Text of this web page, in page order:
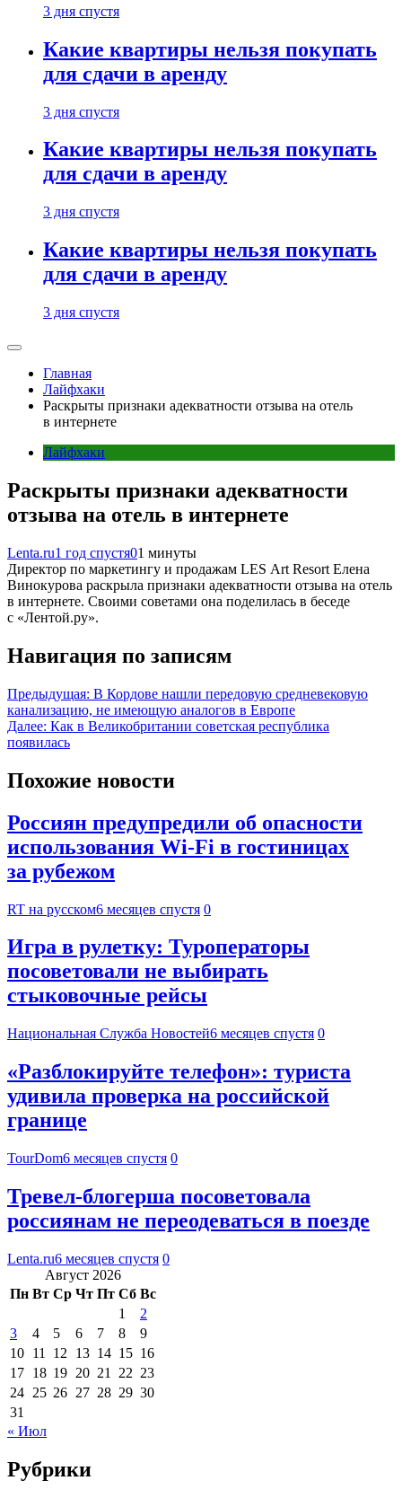
3 дня спустя
Какие квартиры нельзя покупать
для сдачи в аренду
3 дня спустя
Какие квартиры нельзя покупать
для сдачи в аренду
3 дня спустя
Какие квартиры нельзя покупать
для сдачи в аренду
3 дня спустя
Главная
Лайфхаки
Раскрыты признаки адекватности отзыва на отель
в интернете
Лайфхаки
Раскрыты признаки адекватности
отзыва на отель в интернете
Lenta.ru1 год спустя01 минуты
Директор по маркетингу и продажам LES Art Resort Елена
Винокурова раскрыла признаки адекватности отзыва на отель
в интернете. Своими советами она поделилась в беседе
с «Лентой.ру».
Навигация по записям
Предыдущая: В Кордове нашли передовую средневековую
канализацию, не имеющую аналогов в Европе
Далее: Как в Великобритании советская республика
появилась
Похожие новости
Россиян предупредили об опасности
использования Wi-Fi в гостиницах
за рубежом
RT на русском6 месяцев спустя 0
Игра в рулетку: Туроператоры
посоветовали не выбирать
стыковочные рейсы
Национальная Служба Новостей6 месяцев спустя 0
«Разблокируйте телефон»: туриста
удивила проверка на российской
границе
TourDom6 месяцев спустя 0
Тревел-блогерша посоветовала
россиянам не переодеваться в поезде
Lenta.ru6 месяцев спустя 0
Август 2026
Пн Вт Ср Чт Пт Сб Вс
1
2
3
4 5 6 7 8
9
10 11 12 13 14 15 16
17 18 19 20 21 22 23
24 25 26 27 28 29 30
31
« Июл
Рубрики